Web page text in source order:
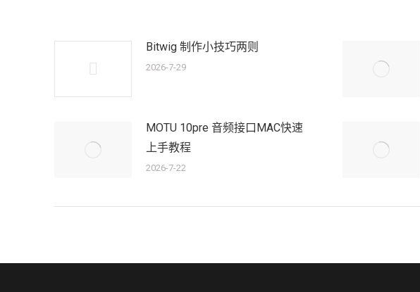
Bitwig 制作小技巧两则
2026-7-29
MOTU 10pre 音频接口MAC快速
上手教程
2026-7-22